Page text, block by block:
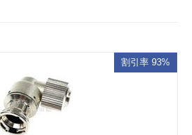
割引率 93%